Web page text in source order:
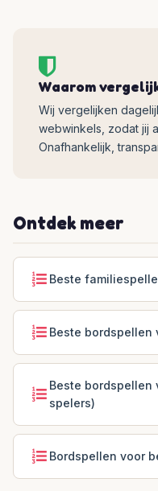
Waarom
Wij vergelijken
webwinkels, zodat jij
Onafhankelijk,
Ontdek meer
Beste
Beste bordspellen
Beste bordspellen
spelers)
Bordspellen voor